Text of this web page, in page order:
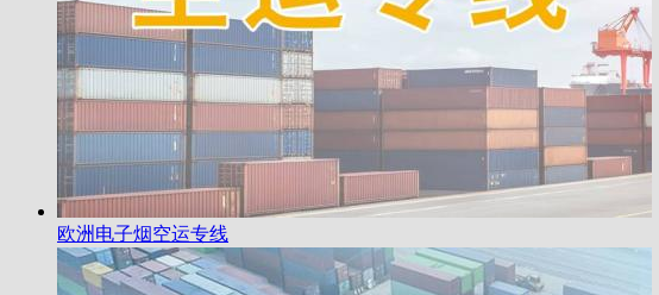
欧洲电子烟空运专线